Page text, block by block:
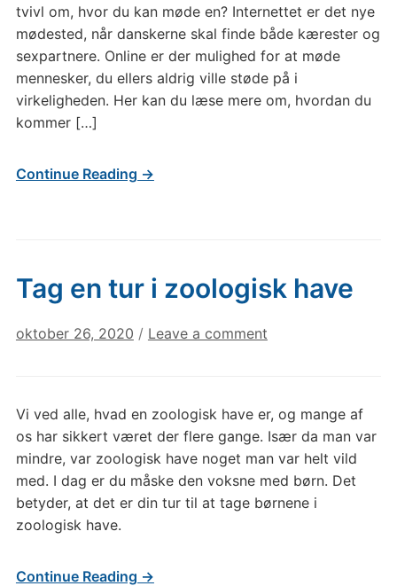
tvivl om, hvor du kan møde en? Internettet er det nye
mødested, når danskerne skal finde både kærester og
sexpartnere. Online er der mulighed for at møde
mennesker, du ellers aldrig ville støde på i
virkeligheden. Her kan du læse mere om, hvordan du
kommer […]
Continue Reading →
Tag en tur i zoologisk have
oktober 26, 2020 / Leave a comment
Vi ved alle, hvad en zoologisk have er, og mange af
os har sikkert været der flere gange. Især da man var
mindre, var zoologisk have noget man var helt vild
med. I dag er du måske den voksne med børn. Det
betyder, at det er din tur til at tage børnene i
zoologisk have.
Continue Reading →